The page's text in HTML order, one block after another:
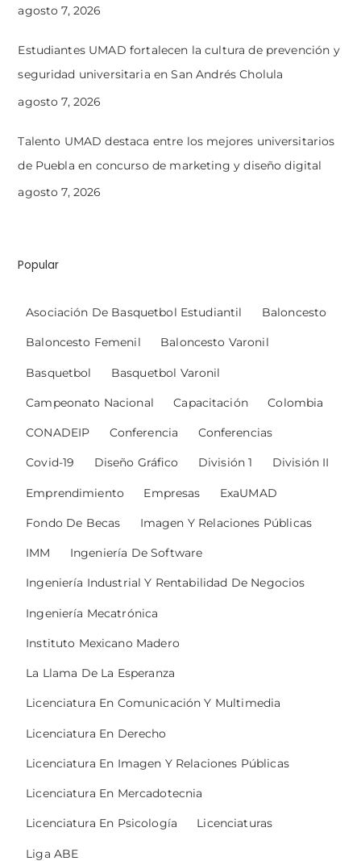
agosto 7, 2026
Estudiantes UMAD fortalecen la cultura de prevención y
seguridad universitaria en San Andrés Cholula
agosto 7, 2026
Talento UMAD destaca entre los mejores universitarios
de Puebla en concurso de marketing y diseño digital
agosto 7, 2026
Popular
Asociación De Basquetbol Estudiantil Baloncesto
Baloncesto Femenil Baloncesto Varonil
Basquetbol Basquetbol Varonil
Campeonato Nacional Capacitación Colombia
CONADEIP Conferencia Conferencias
Covid-19 Diseño Gráfico División 1 División II
Emprendimiento Empresas ExaUMAD
Fondo De Becas Imagen Y Relaciones Públicas
IMM Ingeniería De Software
Ingeniería Industrial Y Rentabilidad De Negocios
Ingeniería Mecatrónica
Instituto Mexicano Madero
La Llama De La Esperanza
Licenciatura En Comunicación Y Multimedia
Licenciatura En Derecho
Licenciatura En Imagen Y Relaciones Públicas
Licenciatura En Mercadotecnia
Licenciatura En Psicología Licenciaturas
Liga ABE